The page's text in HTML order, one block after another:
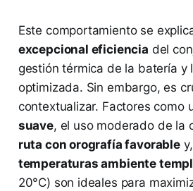
Este comportamiento se
excepcional eficiencia del
gestión térmica de la batería y
optimizada. Sin embargo, es
contextualizar. Factores como
suave, el uso moderado de la
ruta con orografía favorabley,
temperaturas ambiente
20°C) son ideales para